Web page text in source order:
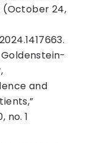
(October 24,
and
no. 1